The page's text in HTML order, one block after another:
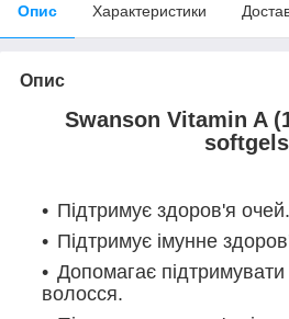
Опис Характеристики
Опис
Swanson Vitamin A
softgels
Підтримує здоров'я очей.
Підтримує імунне
Допомагає підтримувати
волосся.